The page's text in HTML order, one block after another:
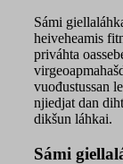
Sámi
heiveheamis
priváhta
vuođustussan
njiedjat dan
dikšun láhkai.
Sámi